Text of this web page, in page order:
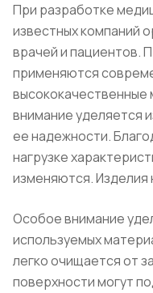
При разработке
известных компаний
врачей и пациентов.
применяются
внимание уделяется
ее надежности.
нагрузке
изменяются. Изделия
Особое внимание
используемых
легко очищается от
поверхности могут